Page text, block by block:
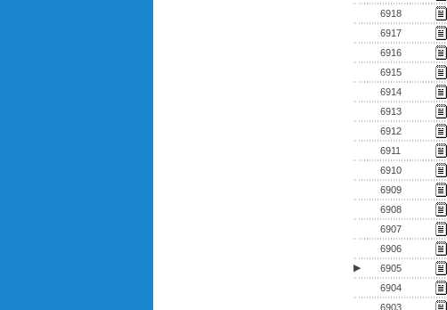
6918
6917
6916
6915
6914
6913
6912
6911
6910
6909
6908
6907
6906
▶
6905
6904
6903